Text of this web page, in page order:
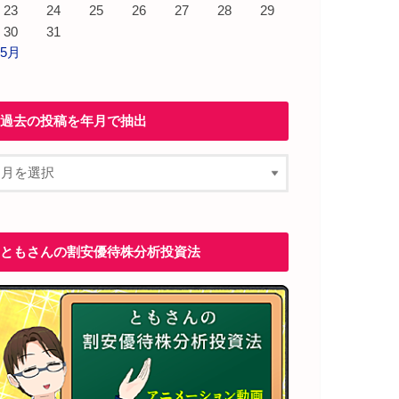
23 24 25 26 27 28
29
30
31
月
過去の投稿を年月で抽出
ともさんの割安優待株分析投資法